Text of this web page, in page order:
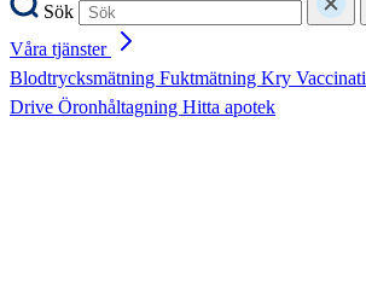
Sök
Våra tjänster
Blodtrycksmätning Fuktmätning Kry
Drive Öronhåltagning Hitta apotek